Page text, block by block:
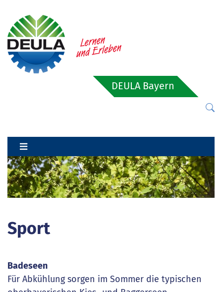
DEULA Bayern
Sport
Badeseen
Für Abkühlung sorgen im Sommer die typischen